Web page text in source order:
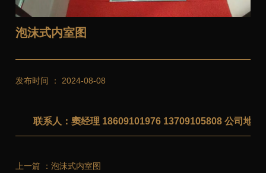
泡沫式内室图
发布时间 ： 2024-08-08
联系人：窦经理 18609101976 13709105808 公司地
上一篇 ： 泡沫式内室图